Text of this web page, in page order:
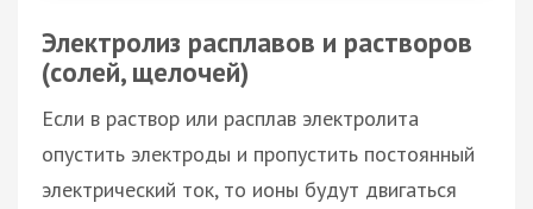
Электролиз расплавов и растворов
(солей, щелочей)
Если в раствор или расплав электролита
опустить электроды и пропустить постоянный
электрический ток, то ионы будут двигаться